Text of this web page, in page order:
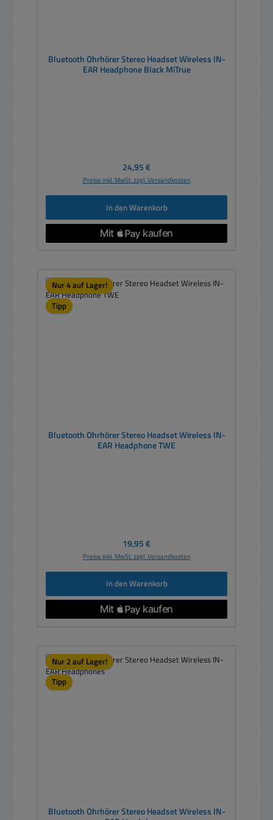
Bluetooth Ohrhörer Stereo Headset Wireless IN-
EAR Headphone Black MiTrue
Regulärer Preis:
24,95 €
Preise inkl. MwSt. zzgl. Versandkosten
In den Warenkorb
Nur 4 auf Lager!
Tipp
Bluetooth Ohrhörer Stereo Headset Wireless IN-
EAR Headphone TWE
Regulärer Preis:
19,95 €
Preise inkl. MwSt. zzgl. Versandkosten
In den Warenkorb
Nur 2 auf Lager!
Tipp
Bluetooth Ohrhörer Stereo Headset Wireless IN-